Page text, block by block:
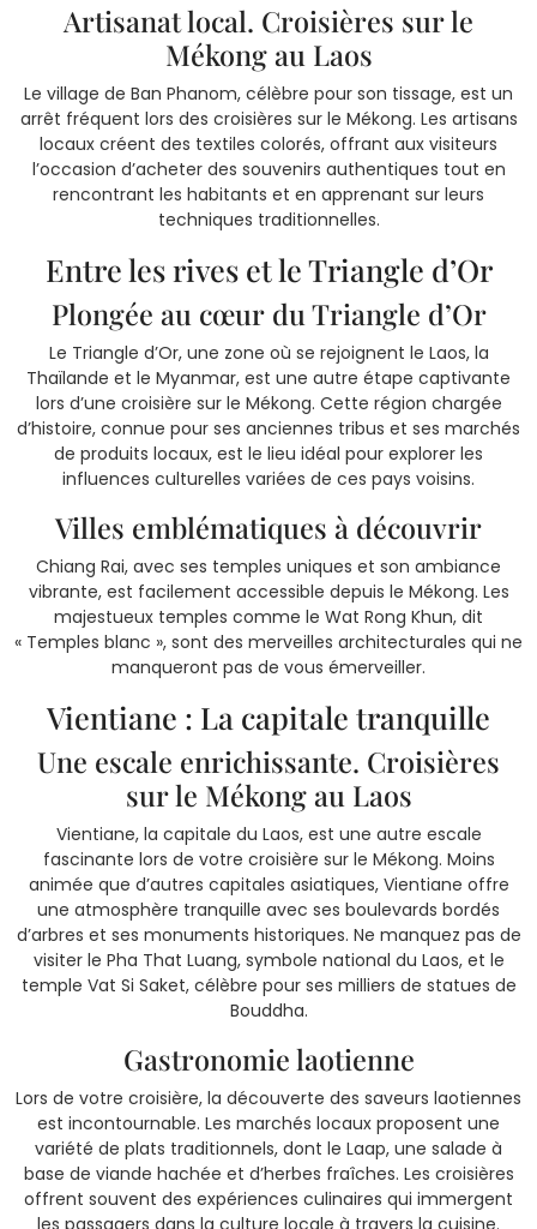
Artisanat local. Croisières sur le
Mékong au Laos
Le village de Ban Phanom, célèbre pour son tissage, est un
arrêt fréquent lors des croisières sur le Mékong. Les artisans
locaux créent des textiles colorés, offrant aux visiteurs
l’occasion d’acheter des souvenirs authentiques tout en
rencontrant les habitants et en apprenant sur leurs
techniques traditionnelles.
Entre les rives et le Triangle d’Or
Plongée au cœur du Triangle d’Or
Le Triangle d’Or, une zone où se rejoignent le Laos, la
Thaïlande et le Myanmar, est une autre étape captivante
lors d’une croisière sur le Mékong. Cette région chargée
d’histoire, connue pour ses anciennes tribus et ses marchés
de produits locaux, est le lieu idéal pour explorer les
influences culturelles variées de ces pays voisins.
Villes emblématiques à découvrir
Chiang Rai, avec ses temples uniques et son ambiance
vibrante, est facilement accessible depuis le Mékong. Les
majestueux temples comme le Wat Rong Khun, dit
« Temples blanc », sont des merveilles architecturales qui ne
manqueront pas de vous émerveiller.
Vientiane : La capitale tranquille
Une escale enrichissante. Croisières
sur le Mékong au Laos
Vientiane, la capitale du Laos, est une autre escale
fascinante lors de votre croisière sur le Mékong. Moins
animée que d’autres capitales asiatiques, Vientiane offre
une atmosphère tranquille avec ses boulevards bordés
d’arbres et ses monuments historiques. Ne manquez pas de
visiter le Pha That Luang, symbole national du Laos, et le
temple Vat Si Saket, célèbre pour ses milliers de statues de
Bouddha.
Gastronomie laotienne
Lors de votre croisière, la découverte des saveurs laotiennes
est incontournable. Les marchés locaux proposent une
variété de plats traditionnels, dont le Laap, une salade à
base de viande hachée et d’herbes fraîches. Les croisières
offrent souvent des expériences culinaires qui immergent
les passagers dans la culture locale à travers la cuisine.